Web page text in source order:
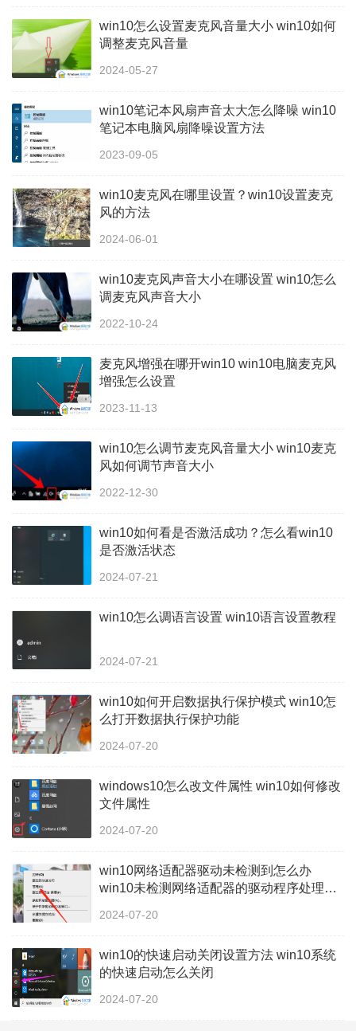
win10怎么设置麦克风音量大小 win10如何
调整麦克风音量
2024-05-27
win10笔记本风扇声音太大怎么降噪 win10
笔记本电脑风扇降噪设置方法
2023-09-05
win10麦克风在哪里设置？win10设置麦克
风的方法
2024-06-01
win10麦克风声音大小在哪设置 win10怎么
调麦克风声音大小
2022-10-24
麦克风增强在哪开win10 win10电脑麦克风
增强怎么设置
2023-11-13
win10怎么调节麦克风音量大小 win10麦克
风如何调节声音大小
2022-12-30
win10如何看是否激活成功？怎么看win10
是否激活状态
2024-07-21
win10怎么调语言设置 win10语言设置教程
2024-07-21
win10如何开启数据执行保护模式 win10怎
么打开数据执行保护功能
2024-07-20
windows10怎么改文件属性 win10如何修改
文件属性
2024-07-20
win10网络适配器驱动未检测到怎么办
win10未检测网络适配器的驱动程序处理方
2024-07-20
win10的快速启动关闭设置方法 win10系统
的快速启动怎么关闭
2024-07-20